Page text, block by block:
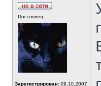
Постоялец
Зарегистрирован: 09.10.2007